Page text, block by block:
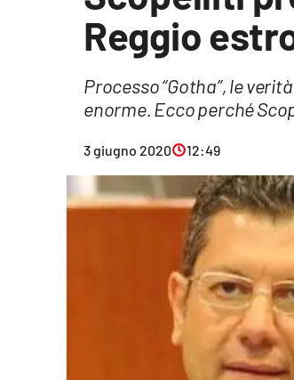
Reggio
Processo “Gotha”, le
enorme. Ecco perché
3 giugno 2020 12:49